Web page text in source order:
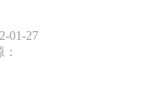
01-27